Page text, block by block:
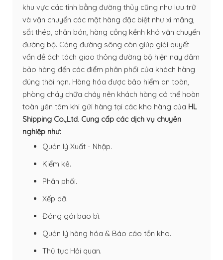
khu vực các tỉnh bằng đường thủy cũng như lưu trữ
và vận chuyển các mặt hàng đặc biệt như xi măng,
sắt thép, phân bón, hàng cồng kềnh khó vận chuyển
đường bộ. Cảng đường sông còn giúp giải quyết
vấn đề ách tách giao thông đường bộ hiện nay đảm
bảo hàng đến các điểm phân phối của khách hàng
đúng thời hạn. Hàng hóa được bảo hiểm an toàn,
phòng cháy chữa cháy nên khách hàng có thể hoàn
toàn yên tâm khi gửi hàng tại các kho hàng của HL
Shipping Co.,Ltd. Cung cấp các dịch vụ chuyên
nghiệp như:
Quản lý Xuất - Nhập.
Kiểm kê.
Phân phối.
Xếp dỡ.
Đóng gói bao bì.
Quản lý hàng hóa & Báo cáo tồn kho.
Thủ tục Hải quan.